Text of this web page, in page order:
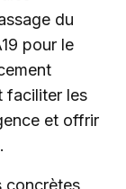
du
pour le
faciliter les
et offrir
concrètes